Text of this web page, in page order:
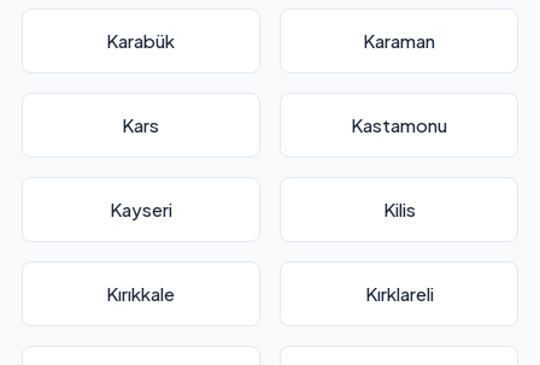
Karabük Karaman
Kars Kastamonu
Kayseri Kilis
Kırıkkale Kırklareli